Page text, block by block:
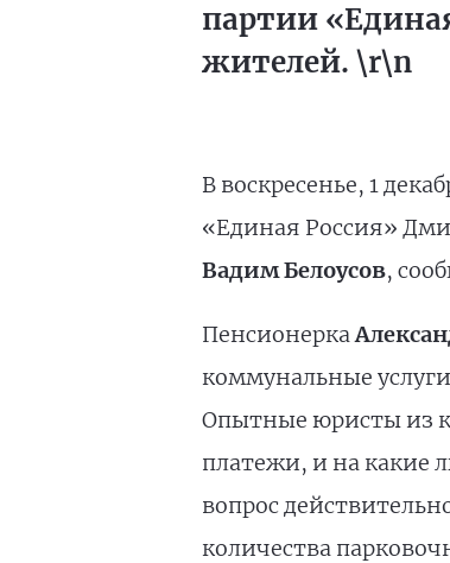
партии
жителей. \r\n
В воскресенье, 1
«Единая Россия»
Вадим Белоусов,
Пенсионерка
коммунальные
Опытные юристы из
платежи, и на какие
вопрос
количества